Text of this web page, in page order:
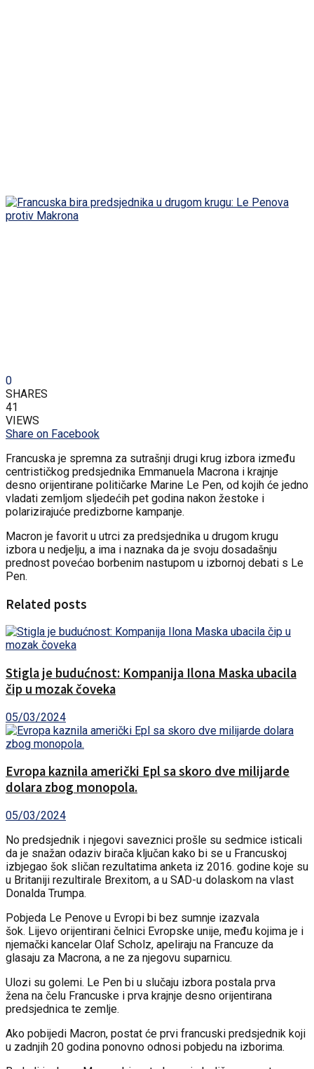
0
SHARES
41
VIEWS
Share on Facebook
Francuska je spremna za sutrašnji drugi krug izbora između
centrističkog predsjednika Emmanuela Macrona i krajnje
desno orijentirane političarke Marine Le Pen, od kojih će jedno
vladati zemljom sljedećih pet godina nakon žestoke i
polarizirajuće predizborne kampanje.
Macron je favorit u utrci za predsjednika u drugom krugu
izbora u nedjelju, a ima i naznaka da je svoju dosadašnju
prednost povećao borbenim nastupom u izbornoj debati s Le
Pen.
Related posts
Stigla je budućnost: Kompanija Ilona Maska ubacila
čip u mozak čoveka
05/03/2024
Evropa kaznila američki Epl sa skoro dve milijarde
dolara zbog monopola.
05/03/2024
No predsjednik i njegovi saveznici prošle su sedmice isticali
da je snažan odaziv birača ključan kako bi se u Francuskoj
izbjegao šok sličan rezultatima anketa iz 2016. godine koje su
u Britaniji rezultirale Brexitom, a u SAD-u dolaskom na vlast
Donalda Trumpa.
Pobjeda Le Penove u Evropi bi bez sumnje izazvala
šok. Lijevo orijentirani čelnici Evropske unije, među kojima je i
njemački kancelar Olaf Scholz, apeliraju na Francuze da
glasaju za Macrona, a ne za njegovu suparnicu.
Ulozi su golemi. Le Pen bi u slučaju izbora postala prva
žena na čelu Francuske i prva krajnje desno orijentirana
predsjednica te zemlje.
Ako pobijedi Macron, postat će prvi francuski predsjednik koji
u zadnjih 20 godina ponovno odnosi pobjedu na izborima.